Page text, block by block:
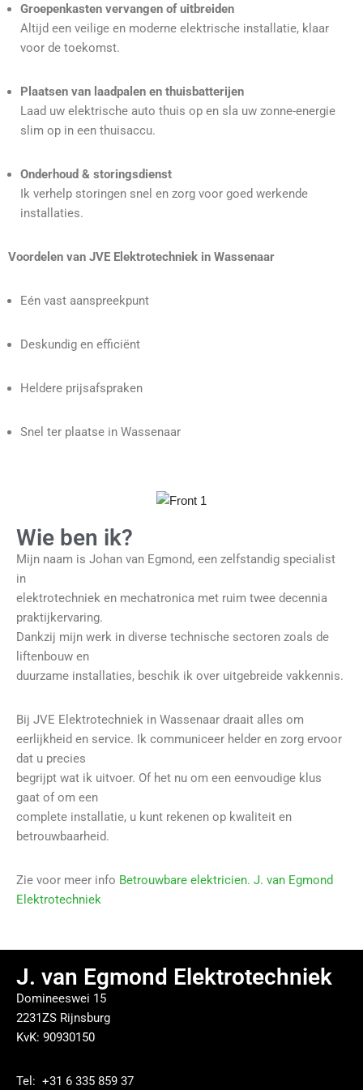
Groepenkasten vervangen of uitbreiden
Altijd een veilige en moderne elektrische installatie, klaar
voor de toekomst.
Plaatsen van laadpalen en thuisbatterijen
Laad uw elektrische auto thuis op en sla uw zonne-energie
slim op in een thuisaccu.
Onderhoud & storingsdienst
Ik verhelp storingen snel en zorg voor goed werkende
installaties.
Voordelen van JVE Elektrotechniek in Wassenaar
Eén vast aanspreekpunt
Deskundig en efficiënt
Heldere prijsafspraken
Snel ter plaatse in Wassenaar
Wie ben ik?
Mijn naam is Johan van Egmond, een zelfstandig specialist
in
elektrotechniek en mechatronica met ruim twee decennia
praktijkervaring.
Dankzij mijn werk in diverse technische sectoren zoals de
liftenbouw en
duurzame installaties, beschik ik over uitgebreide vakkennis.
Bij JVE Elektrotechniek in Wassenaar draait alles om
eerlijkheid en service. Ik communiceer helder en zorg ervoor
dat u precies
begrijpt wat ik uitvoer. Of het nu om een eenvoudige klus
gaat of om een
complete installatie, u kunt rekenen op kwaliteit en
betrouwbaarheid.
Zie voor meer info Betrouwbare elektricien. J. van Egmond
Elektrotechniek
J. van Egmond Elektrotechniek
Domineeswei 15
2231ZS Rijnsburg
KvK: 90930150
Tel: +31 6 335 859 37